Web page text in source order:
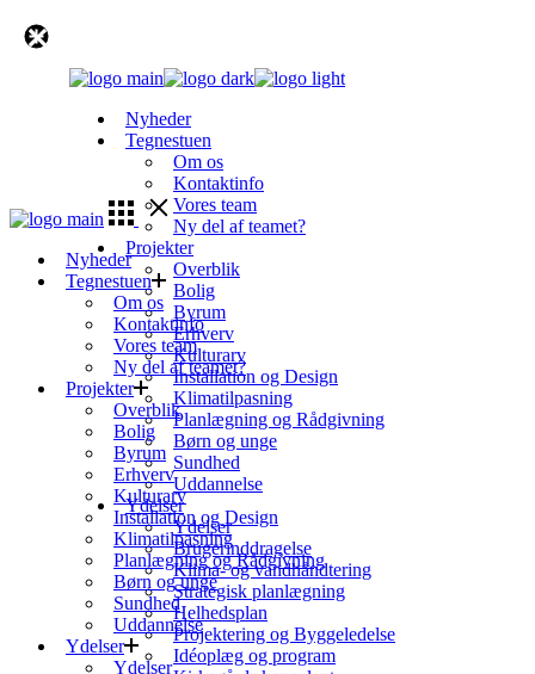
Nyheder
Tegnestuen
Om os
Kontaktinfo
Vores team
Ny del af teamet?
Projekter
Overblik
Bolig
Byrum
Erhverv
Kulturarv
Installation og Design
Klimatilpasning
Planlægning og Rådgivning
Børn og unge
Sundhed
Uddannelse
Ydelser
Ydelser
Brugerinddragelse
Klima- og vandhåndtering
Strategisk planlægning
Helhedsplan
Projektering og Byggeledelse
Idéoplæg og program
Nyheder
Tegnestuen
Om os
Kontaktinfo
Vores team
Ny del af teamet?
Projekter
Overblik
Bolig
Byrum
Erhverv
Kulturarv
Installation og Design
Klimatilpasning
Planlægning og Rådgivning
Børn og unge
Sundhed
Uddannelse
Ydelser
Ydelser